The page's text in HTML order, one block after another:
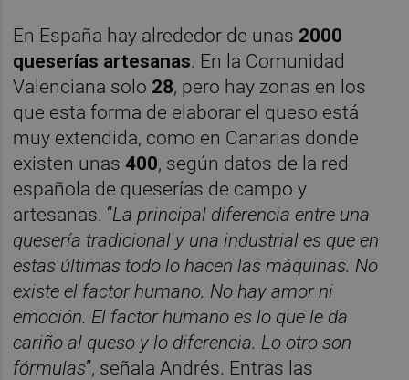
En España hay alrededor de unas 2000
queserías artesanas. En la Comunidad
Valenciana solo 28, pero hay zonas en los
que esta forma de elaborar el queso está
muy extendida, como en Canarias donde
existen unas 400, según datos de la red
española de queserías de campo y
artesanas. “La principal diferencia entre una
quesería tradicional y una industrial es que en
estas últimas todo lo hacen las máquinas. No
existe el factor humano. No hay amor ni
emoción. El factor humano es lo que le da
cariño al queso y lo diferencia. Lo otro son
fórmulas”, señala Andrés. Entras las